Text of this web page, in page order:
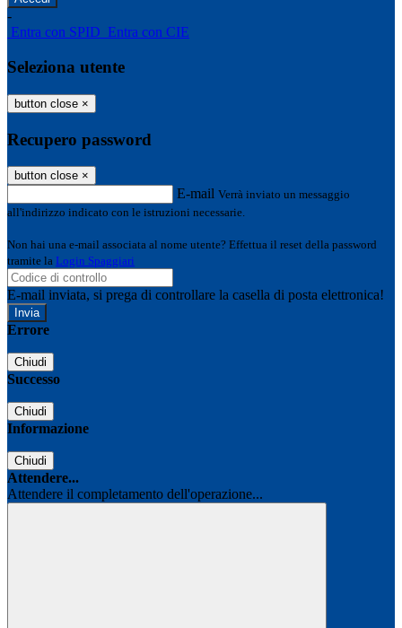
-
Entra con SPID Entra con CIE
Seleziona utente
button close ×
Recupero password
button close ×
E-mail Verrà inviato un messaggio
all'indirizzo indicato con le istruzioni necessarie.
Non hai una e-mail associata al nome utente? Effettua il reset della password
tramite la Login Spaggiari
E-mail inviata, si prega di controllare la casella di posta elettronica!
Errore
Chiudi
Successo
Chiudi
Informazione
Chiudi
Attendere...
Attendere il completamento dell'operazione...